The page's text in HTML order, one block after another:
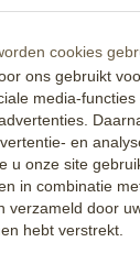
voor extra
cookies
ons gebruikt
media-
en
u onze site
in combinatie
verzameld door
hebt verstrekt.